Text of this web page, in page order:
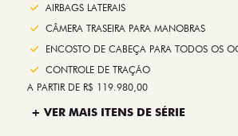
AIRBAGS LATERAIS
CÂMERA TRASEIRA PARA MANOBRAS
ENCOSTO DE CABEÇA PARA TODOS OS
CONTROLE DE TRAÇÃO
A PARTIR DE R$ 119.980,00
+ VER MAIS ITENS DE SÉRIE